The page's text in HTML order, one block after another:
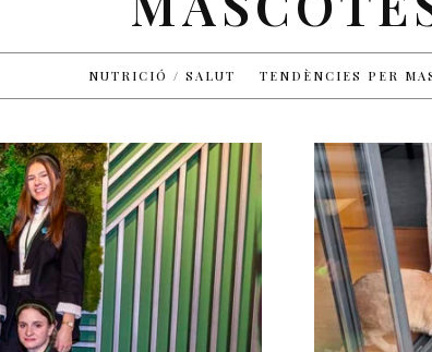
NUTRICIÓ / SALUT TENDÈNCIES PER